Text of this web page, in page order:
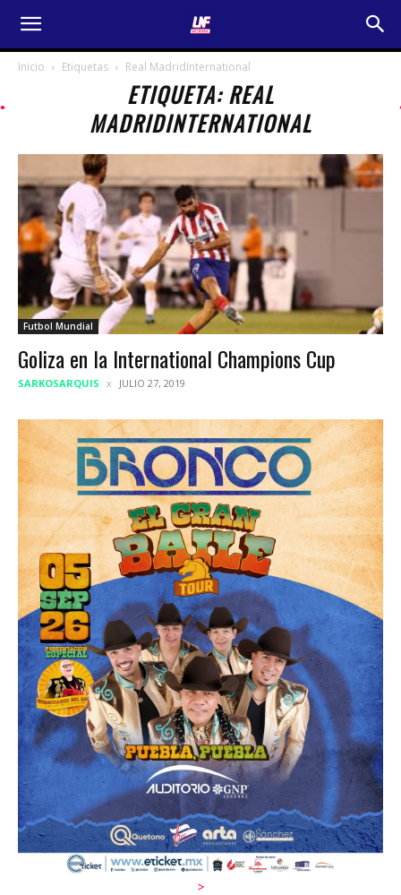
Inicio Etiquetas Real MadridInternational
ETIQUETA: REAL
MADRIDINTERNATIONAL
Futbol Mundial
Goliza en la International Champions Cup
SARKOSARQUIS JULIO 27, 2019
>